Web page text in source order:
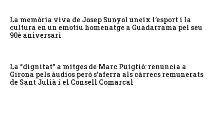
La memòria viva de Josep Sunyol uneix l’esport i la
cultura en un emotiu homenatge a Guadarrama pel seu
90è aniversari
La “dignitat” a mitges de Marc Puigtió: renuncia a
Girona pels àudios però s’aferra als càrrecs remunerats
de Sant Julià i el Consell Comarcal